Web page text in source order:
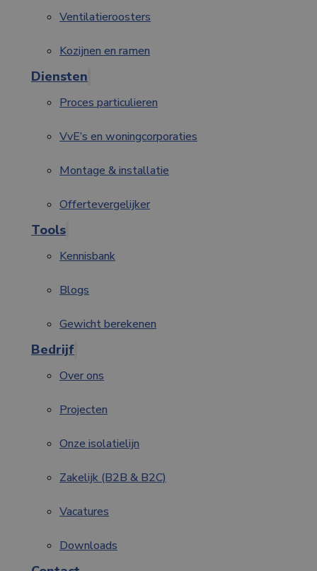
Ventilatieroosters
Kozijnen en ramen
Diensten
Proces particulieren
VvE’s en woningcorporaties
Montage & installatie
Offertevergelijker
Tools
Kennisbank
Blogs
Gewicht berekenen
Bedrijf
Over ons
Projecten
Onze isolatielijn
Zakelijk (B2B & B2C)
Vacatures
Downloads